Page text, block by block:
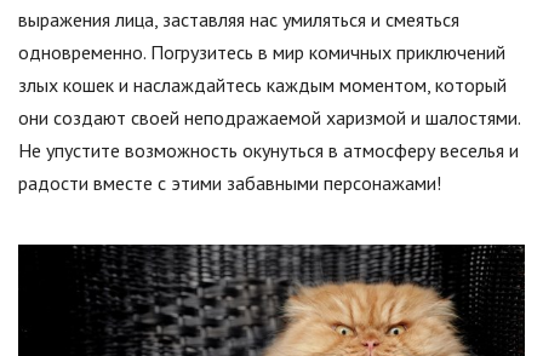
выражения лица, заставляя нас умиляться и смеяться
одновременно. Погрузитесь в мир комичных приключений
злых кошек и наслаждайтесь каждым моментом, который
они создают своей неподражаемой харизмой и шалостями.
Не упустите возможность окунуться в атмосферу веселья и
радости вместе с этими забавными персонажами!